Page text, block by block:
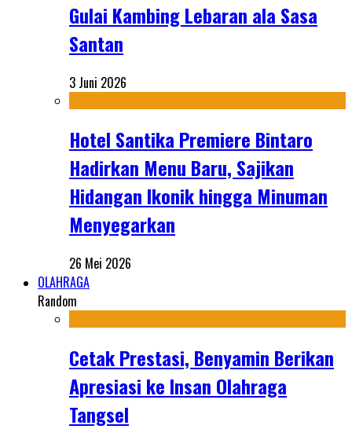
Gulai Kambing Lebaran ala Sasa
Santan
3 Juni 2026
Hotel Santika Premiere Bintaro
Hadirkan Menu Baru, Sajikan
Hidangan Ikonik hingga Minuman
Menyegarkan
26 Mei 2026
OLAHRAGA
Random
Cetak Prestasi, Benyamin Berikan
Apresiasi ke Insan Olahraga
Tangsel